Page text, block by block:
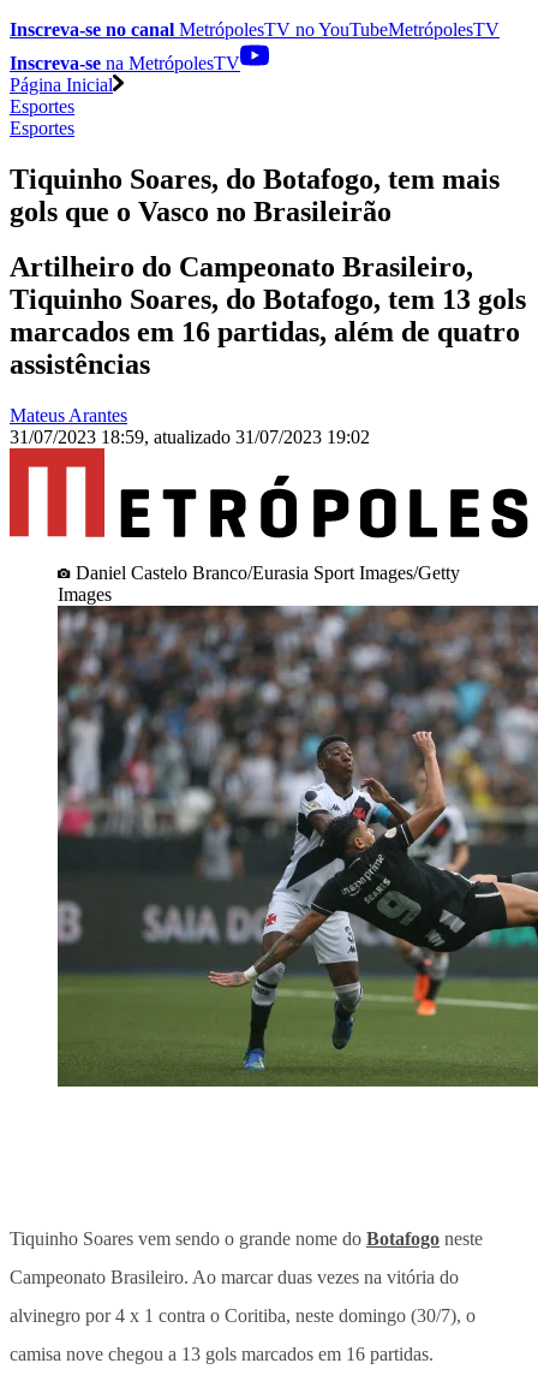
Inscreva-se no canal MetrópolesTV noYouTubeMetrópolesTV
Inscreva-se na MetrópolesTV
Página Inicial
Esportes
Esportes
Tiquinho Soares, do Botafogo, tem mais
gols que o Vasco no Brasileirão
Artilheiro do Campeonato Brasileiro,
Tiquinho Soares, do Botafogo, tem 13 gols
marcados em 16 partidas, além de quatro
assistências
Mateus Arantes
31/07/2023 18:59, atualizado 31/07/2023 19:02
Daniel Castelo Branco/Eurasia Sport Images/Getty
Images
Tiquinho Soares vem sendo o grande nome do Botafogo neste
Campeonato Brasileiro. Ao marcar duas vezes na vitória do
alvinegro por 4 x 1 contra o Coritiba, neste domingo (30/7), o
camisa nove chegou a 13 gols marcados em 16 partidas.